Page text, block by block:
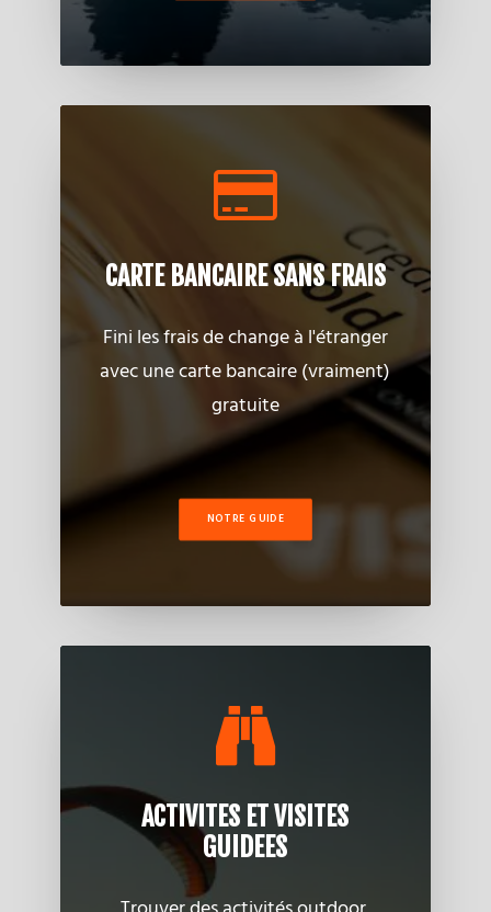
CARTE BANCAIRE SANS FRAIS
Fini les frais de change à l'étranger
avec une carte bancaire (vraiment)
gratuite
NOTRE GUIDE
ACTIVITES ET VISITES
GUIDEES